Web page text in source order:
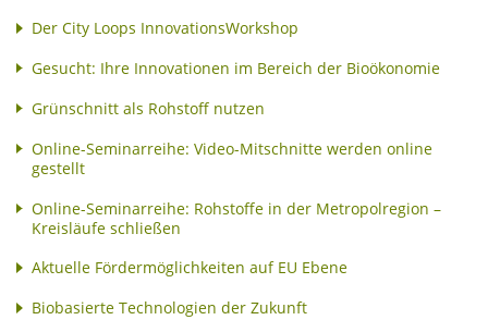
Der City Loops InnovationsWorkshop
Gesucht: Ihre Innovationen im Bereich der Bioökonomie
Grünschnitt als Rohstoff nutzen
Online-Seminarreihe: Video-Mitschnitte werden online
gestellt
Online-Seminarreihe: Rohstoffe in der Metropolregion –
Kreisläufe schließen
Aktuelle Fördermöglichkeiten auf EU Ebene
Biobasierte Technologien der Zukunft